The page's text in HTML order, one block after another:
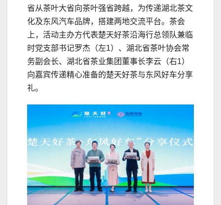
省从茶叶大省向茶叶强省跨越，为传递湖北茶文
化及东风汽车品牌，搭建两地交流平台。茶会
上，活动主办方代表楚天好茶沿海行总领队兼临
时党支部书记罗杰（左1）、湖北省茶叶协会常
务副会长、湖北省茶业集团董事长李云（右1）
向嘉宾传递精心准备的楚天好茶与东风好车分享
礼。